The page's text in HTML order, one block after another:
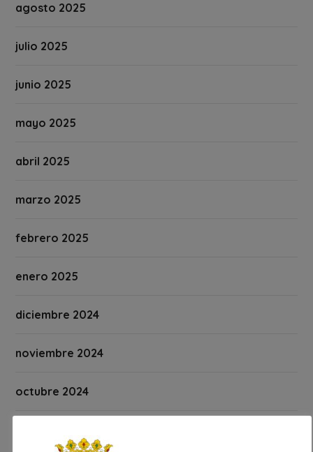
agosto 2025
julio 2025
junio 2025
mayo 2025
abril 2025
marzo 2025
febrero 2025
enero 2025
diciembre 2024
noviembre 2024
octubre 2024